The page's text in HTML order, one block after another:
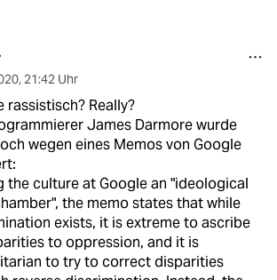
, 21:42 Uhr
rassistisch? Really?
James Darmore wurde
wegen eines Memos von Google
the culture at Google an "ideological
the memo states that while
exists, it is extreme to ascribe
to oppression, and it is
to try to correct disparities